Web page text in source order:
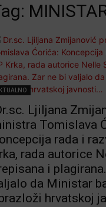
Ljiljana
Tomislava
rada i
rada autorice
i plagirana.
da Ministar
hrvatskoj